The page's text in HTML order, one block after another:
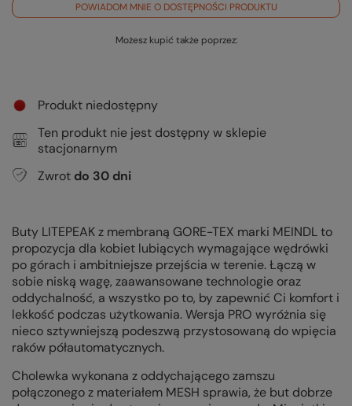
POWIADOM MNIE O DOSTĘPNOŚCI PRODUKTU
Możesz kupić także poprzez:
Produkt niedostępny
Ten produkt nie jest dostępny w sklepie
stacjonarnym
Zwrot do 30 dni
Buty LITEPEAK z membraną GORE-TEX marki MEINDL to
propozycja dla kobiet lubiących wymagające wędrówki
po górach i ambitniejsze przejścia w terenie. Łączą w
sobie niską wagę, zaawansowane technologie oraz
oddychalność, a wszystko po to, by zapewnić Ci komfort i
lekkość podczas użytkowania. Wersja PRO wyróżnia się
nieco sztywniejszą podeszwą przystosowaną do wpięcia
raków półautomatycznych.
Cholewka wykonana z oddychającego zamszu
połączonego z materiałem MESH sprawia, że but dobrze